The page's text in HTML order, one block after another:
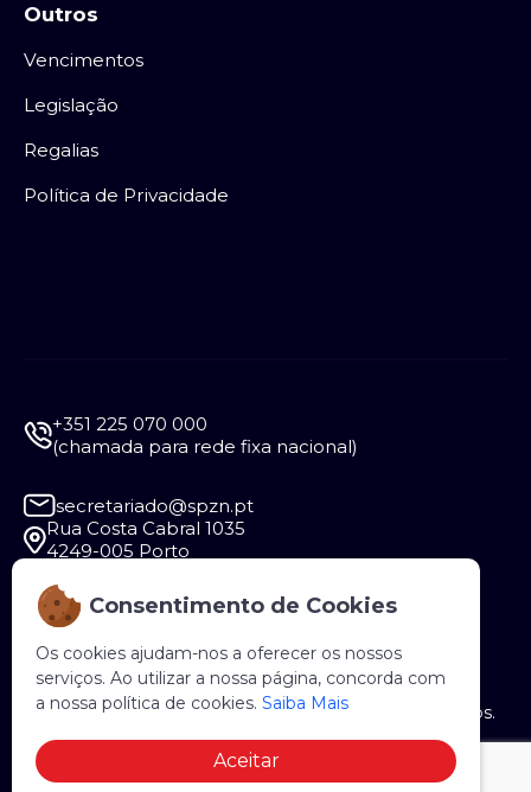
Consentimento de Cookies
Os cookies ajudam-nos a oferecer os nossos
serviços. Ao utilizar a nossa página, concorda com
a nossa política de cookies. Saiba Mais
Aceitar
Outros
Vencimentos
Legislação
Regalias
Política de Privacidade
+351 225 070 000
(chamada para rede fixa nacional)
secretariado@spzn.pt
Rua Costa Cabral 1035
4249-005 Porto
Segunda a Sexta - 9:30 às 12:30 e das 14:00 às
18:00
Copyright © 2026 SPZN. Todos os direitos reservados.